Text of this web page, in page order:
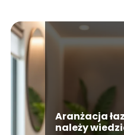
Aranżacja
należy